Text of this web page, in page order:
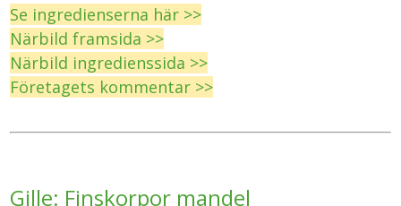
Se ingredienserna här >>
Närbild framsida >>
Närbild ingredienssida >>
Företagets kommentar >>
Gille: Finskorpor mandel